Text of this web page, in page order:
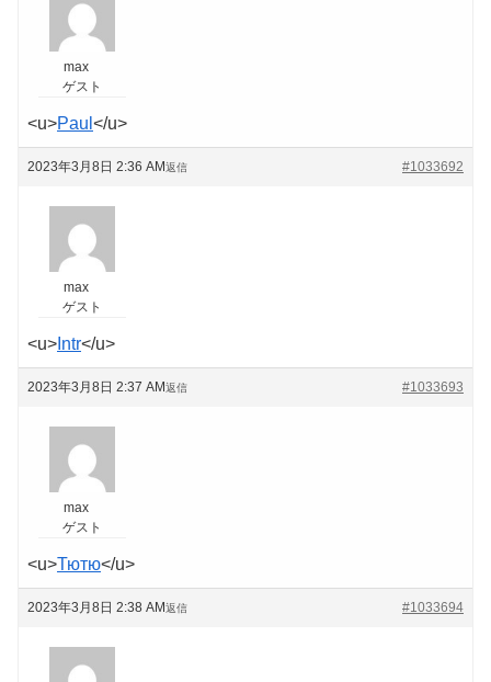
max
ゲスト
<u>Paul </u>
2023年3月8日 2:36 AM #1033692
返信
max
ゲスト
<u> Intr</u>
2023年3月8日 2:37 AM #1033693
返信
max
ゲスト
<u>Тютю</u>
2023年3月8日 2:38 AM #1033694
返信